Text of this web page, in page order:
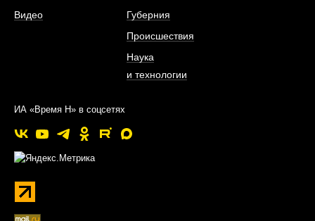
Видео
Губерния
Происшествия
Наука
и технологии
ИА «Время Н» в соцсетях